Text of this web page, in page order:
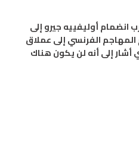
انضمام أوليفييه جيرو إلى
الفرنسي إلى عملاق
أشار إلى أنه لن يكون هناك